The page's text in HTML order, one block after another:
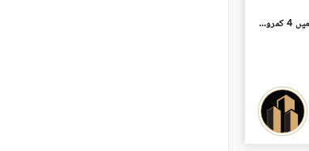
امارکریسنٹ بے ڈی ایچ اے فیز 8,ڈی ایچ اے ڈیفینس,کراچی میں 4 کمروں کا 12 مرلہ فلیٹ 8.5 لاکھ میں کرایہ پر دستیاب ہے۔